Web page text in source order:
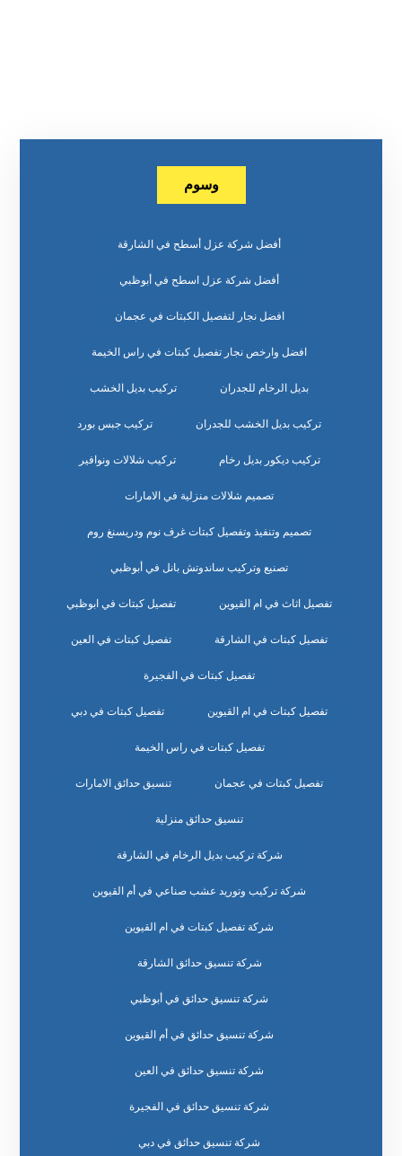
وسوم
أفضل شركة عزل أسطح في الشارقة
أفضل شركة عزل اسطح في أبوظبي
افضل نجار لتفصيل الكبتات في عجمان
افضل وارخص نجار تفصيل كبتات في راس الخيمة
بديل الرخام للجدران تركيب بديل الخشب
تركيب بديل الخشب للجدران تركيب جبس بورد
تركيب ديكور بديل رخام تركيب شلالات ونوافير
تصميم شلالات منزلية في الامارات
تصميم وتنفيذ وتفصيل كبتات غرف نوم ودريسنغ روم
تصنيع وتركيب ساندوتش بانل في أبوظبي
تفصيل اثاث في ام القيوين تفصيل كبتات في ابوظبي
تفصيل كبتات في الشارقة تفصيل كبتات في العين
تفصيل كبتات في الفجيرة
تفصيل كبتات في ام القيوين تفصيل كبتات في دبي
تفصيل كبتات في راس الخيمة
تفصيل كبتات في عجمان تنسيق حدائق الامارات
تنسيق حدائق منزلية
شركة تركيب بديل الرخام في الشارقة
شركة تركيب وتوريد عشب صناعي في أم القيوين
شركة تفصيل كبتات في ام القيوين
شركة تنسيق حدائق الشارقة
شركة تنسيق حدائق في أبوظبي
شركة تنسيق حدائق في أم القيوين
شركة تنسيق حدائق في العين
شركة تنسيق حدائق في الفجيرة
شركة تنسيق حدائق في دبي